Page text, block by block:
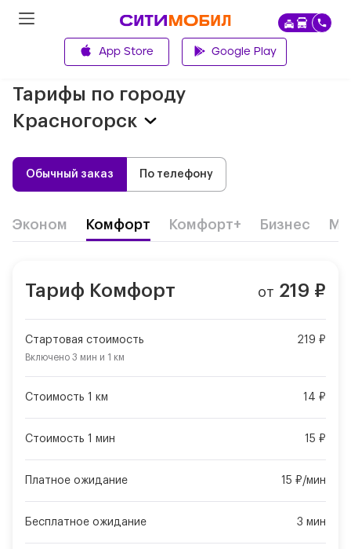
App Store Google Play
Тарифы по городу
Красногорск
Обычный заказ По телефону
Эконом Комфорт Комфорт+ Бизнес
Тариф Комфорт от 219 ₽
Стартовая стоимость 219 ₽
Включено 3 мин и 1 км
Стоимость 1 км 14 ₽
Стоимость 1 мин 15 ₽
Платное ожидание 15 ₽/мин
Бесплатное ожидание 3 мин